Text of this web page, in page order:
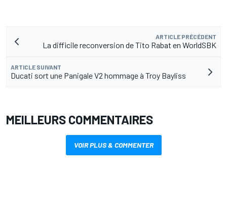
ARTICLE PRÉCÉDENT
La difficile reconversion de Tito Rabat en WorldSBK
ARTICLE SUIVANT
Ducati sort une Panigale V2 hommage à Troy Bayliss
MEILLEURS COMMENTAIRES
VOIR PLUS & COMMENTER